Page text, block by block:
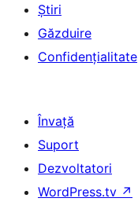
Știri
Găzduire
Confidențialitate
Învață
Suport
Dezvoltatori
WordPress.tv ↗